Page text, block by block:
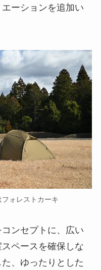
ーションを追加い
ォレストカーキ
コンセプトに、広い
ペースを確保しな
、ゆったりとした